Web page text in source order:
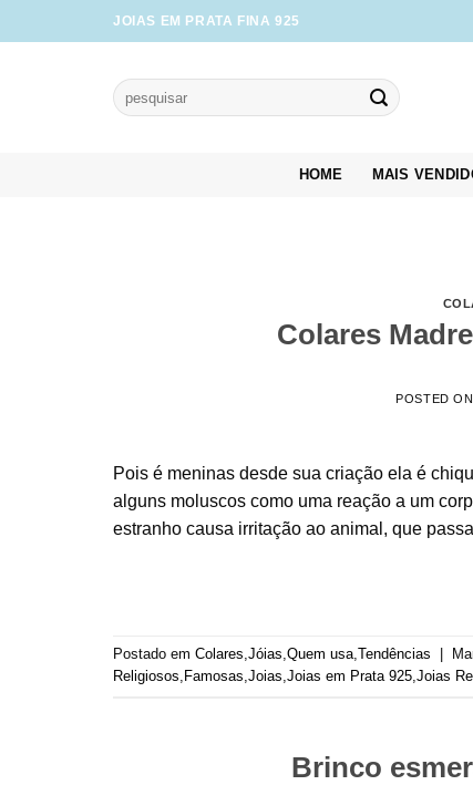
to
JOIAS EM PRATA FINA 925
Pesquisar
por:
HOME MAIS
Colares
POSTED ON
Pois é meninas desde sua criação ela é
alguns moluscos como uma reação a um
estranho causa irritação ao animal, que
Postado em Colares,Jóias,Quem usa,Tendências
Religiosos, Famosas,Joias,Joias em Prata 925,Joias
Brinco